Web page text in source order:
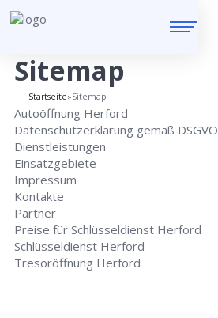
Sitemap
Startseite»Sitemap
Autoöffnung Herford
Datenschutzerklärung gemäß DSGVO
Dienstleistungen
Einsatzgebiete
Impressum
Kontakte
Partner
Preise für Schlüsseldienst Herford
Schlüsseldienst Herford
Tresoröffnung Herford